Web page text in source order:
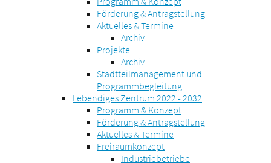
Förderung & Antragstellung
Aktuelles & Termine
Archiv
Projekte
Archiv
Stadtteilmanagement und
Programmbegleitung
Lebendiges Zentrum 2022 - 2032
Programm & Konzept
Förderung & Antragstellung
Aktuelles & Termine
Freiraumkonzept
Industriebetriebe